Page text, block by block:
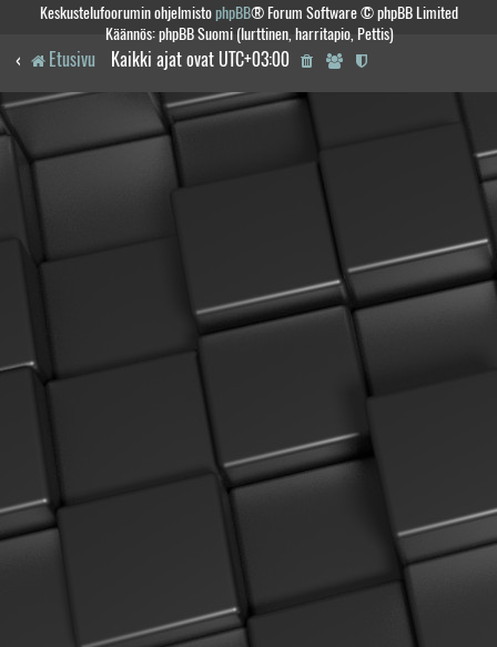
Keskustelufoorumin ohjelmistophpBB® Forum Software © phpBB Limited
Käännös: phpBB Suomi (lurttinen, harritapio, Pettis)
Etusivu Kaikki ajat ovat UTC+03:00